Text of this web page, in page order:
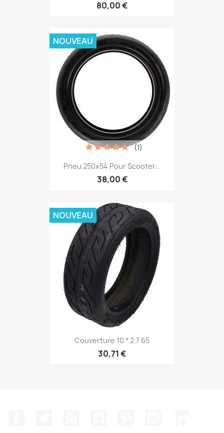
80,00 €
Pneu 250x54 Pour Scooter...
38,00 €
(1)
NOUVEAU
Couverture 10 * 2,7 65
30,71 €
NOUVEAU